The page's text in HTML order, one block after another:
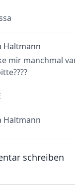
Haltmann
mir manchmal
Haltmann
schreiben